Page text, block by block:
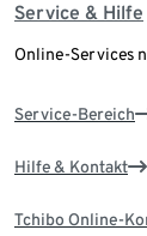
Service & Hilfe
Online-Services
Service-Bereich
Hilfe & Kontakt
Tchibo Online-